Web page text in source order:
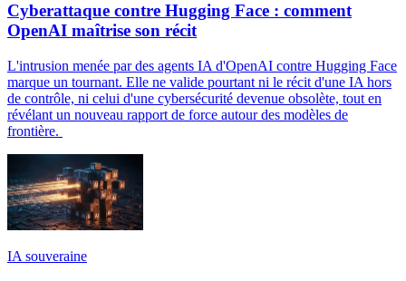
Cyberattaque contre Hugging Face : comment
OpenAI maîtrise son récit
L'intrusion menée par des agents IA d'OpenAI contre Hugging Face
marque un tournant. Elle ne valide pourtant ni le récit d'une IA hors
de contrôle, ni celui d'une cybersécurité devenue obsolète, tout en
révélant un nouveau rapport de force autour des modèles de
frontière.
IA souveraine